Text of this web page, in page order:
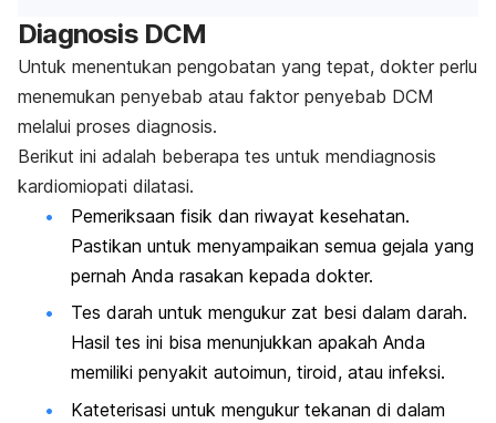
Diagnosis DCM
Untuk menentukan pengobatan yang tepat, dokter perlu
menemukan penyebab atau faktor penyebab DCM
melalui proses diagnosis.
Berikut ini adalah beberapa tes untuk mendiagnosis
kardiomiopati dilatasi.
Pemeriksaan fisik dan riwayat kesehatan.
Pastikan untuk menyampaikan semua gejala yang
pernah Anda rasakan kepada dokter.
Tes darah untuk mengukur zat besi dalam darah.
Hasil tes ini bisa menunjukkan apakah Anda
memiliki penyakit autoimun, tiroid, atau infeksi.
Kateterisasi untuk mengukur tekanan di dalam